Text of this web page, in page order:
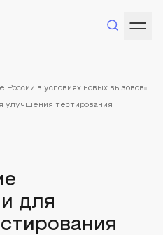
России в условиях новых вызовов
улучшения тестирования
для